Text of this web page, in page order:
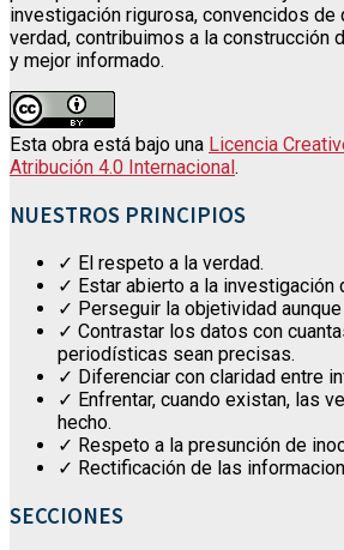
investigación rigurosa, convencidos de
verdad, contribuimos a la construcción
y mejor informado.
Esta obra está bajo una Licencia
Atribución 4.0 Internacional .
NUESTROS PRINCIPIOS
✓ El respeto a la verdad.
✓ Estar abierto a la investigación
✓ Perseguir la objetividad
✓ Contrastar los datos con
periodísticas sean precisas.
✓ Diferenciar con claridad entre
✓ Enfrentar, cuando existan, las
hecho.
✓ Respeto a la presunción de
✓ Rectificación de las
SECCIONES